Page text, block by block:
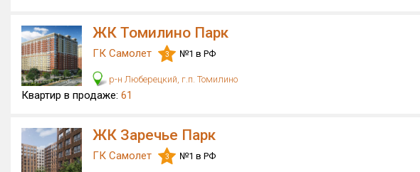
ЖК Томилино Парк
ГК Самолет 3 №1 в РФ
р-н Люберецкий, г.п. Томилино
Квартир в продаже: 61
ЖК Заречье Парк
ГК Самолет 3 №1 в РФ